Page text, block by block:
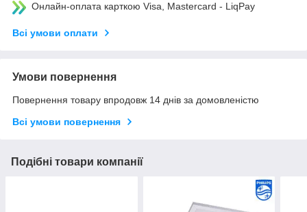
Онлайн-оплата карткою Visa, Mastercard - LiqPay
Всі умови оплати
Умови повернення
Повернення товару впродовж 14 днів за домовленістю
Всі умови повернення
Подібні товари компанії